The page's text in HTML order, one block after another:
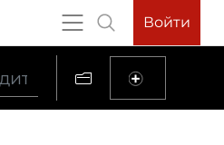
Войти